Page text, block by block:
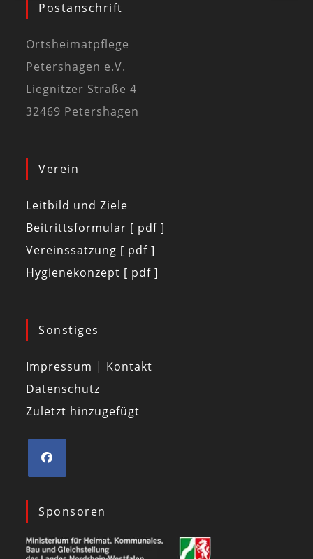
Postanschrift
Ortsheimatpflege
Petershagen e.V.
Liegnitzer Straße 4
32469 Petershagen
Verein
Leitbild und Ziele
Beitrittsformular [ pdf ]
Vereinssatzung [ pdf ]
Hygienekonzept [ pdf ]
Sonstiges
Impressum | Kontakt
Datenschutz
Zuletzt hinzugefügt
Sponsoren